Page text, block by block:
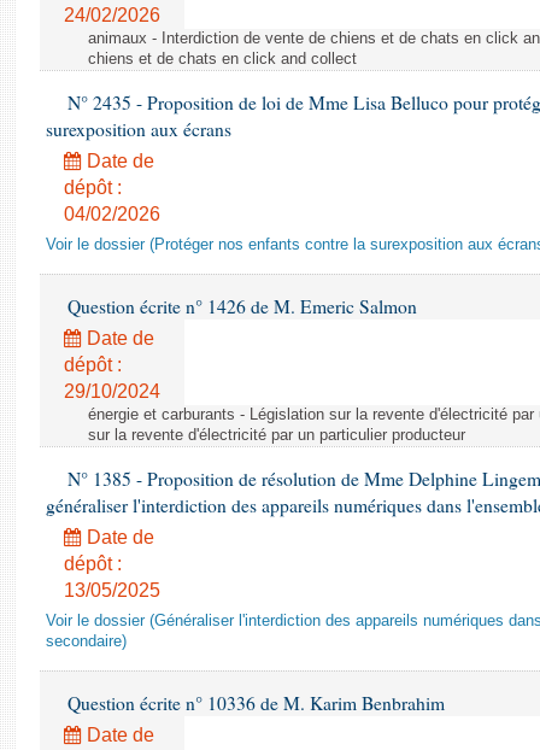
24/02/2026
animaux - Interdiction de vente de chiens et de chats en click
chiens et de chats en click and collect
N° 2435 - Proposition de loi de Mme Lisa Belluco pour
surexposition aux écrans
Date de
dépôt :
04/02/2026
Voir le dossier (Protéger nos enfants contre la surexposition aux
Question écrite n° 1426 de M. Emeric Salmon
Date de
dépôt :
29/10/2024
énergie et carburants - Législation sur la revente d'électricité
sur la revente d'électricité par un particulier producteur
N° 1385 - Proposition de résolution de Mme Delphine
généraliser l'interdiction des appareils numériques dans
Date de
dépôt :
13/05/2025
Voir le dossier (Généraliser l'interdiction des appareils numériques
secondaire)
Question écrite n° 10336 de M. Karim Benbrahim
Date de